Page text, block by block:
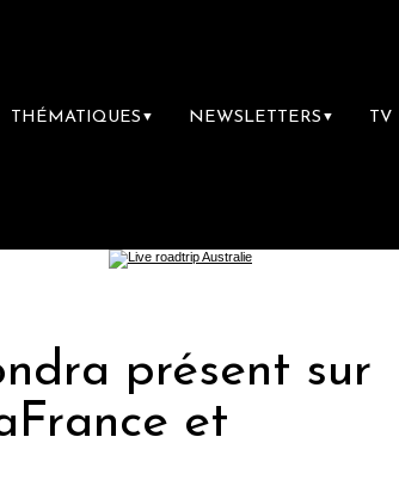
THÉMATIQUES ▼ NEWSLETTERS ▼ TV
présent sur
et